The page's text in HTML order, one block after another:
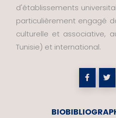
d'établissements
particulièrement engagé
culturelle et associative,
Tunisie) et international.